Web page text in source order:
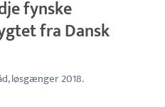
fynske
fra Dansk
løsgænger 2018.